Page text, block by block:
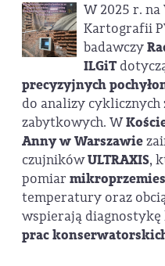
W 2025 r.
Kartografii
badawczy
ILGiT
precyzyjnych
do analizy
zabytkowych. W
Anny w Warszawie
czujnikówULTRAXIS,
pomiar
temperatury oraz
wspierają
prac